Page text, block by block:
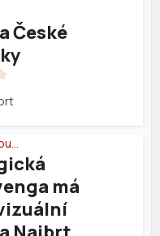
České
má